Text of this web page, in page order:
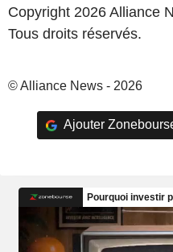
Copyright 2026 Alliance
Tous droits réservés.
© Alliance News - 2026
Ajouter